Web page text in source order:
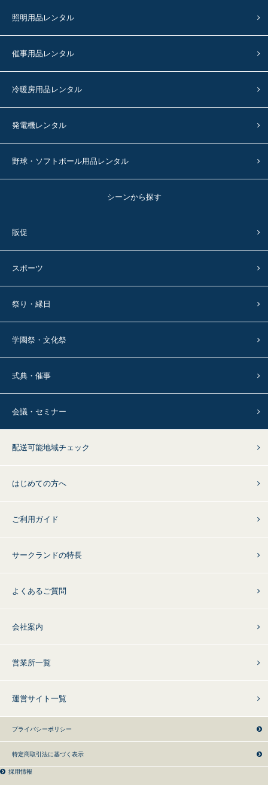
照明用品レンタル
催事用品レンタル
冷暖房用品レンタル
発電機レンタル
野球・ソフトボール用品レンタル
シーンから探す
販促
スポーツ
祭り・縁日
学園祭・文化祭
式典・催事
会議・セミナー
配送可能地域チェック
はじめての方へ
ご利用ガイド
サークランドの特長
よくあるご質問
会社案内
営業所一覧
運営サイト一覧
プライバシーポリシー
特定商取引法に基づく表示
採用情報